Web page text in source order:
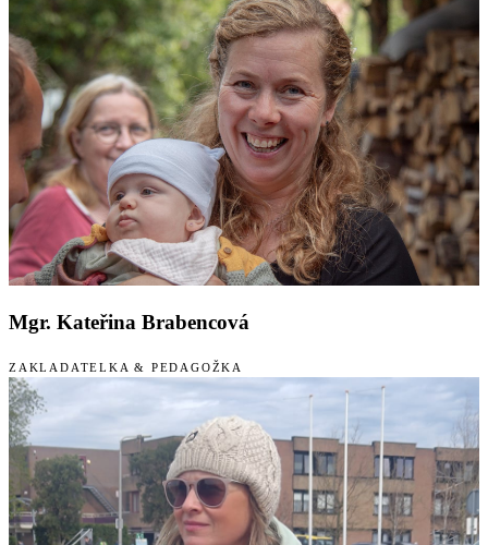
Mgr. Kateřina Brabencová
ZAKLADATELKA & PEDAGOŽKA